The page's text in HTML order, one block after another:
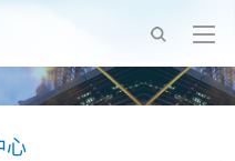
心